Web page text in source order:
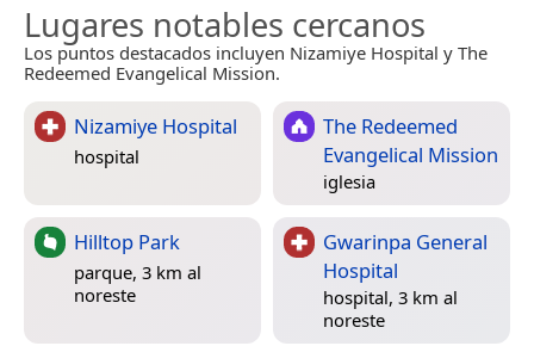
Lugares notables cercanos
Los puntos destacados incluyen Nizamiye Hospital y The
Redeemed Evangelical Mission.
Nizamiye Hospital
hospital
The Redeemed
Evangelical Mission
iglesia
Hilltop Park
parque, 3 km al
noreste
Gwarinpa General
Hospital
hospital, 3 km al
noreste